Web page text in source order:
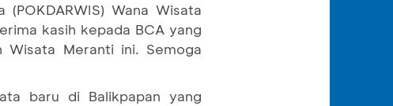
Wana Wisata
kasih kepada BCA yang
Meranti ini. Semoga
baru di Balikpapan yang